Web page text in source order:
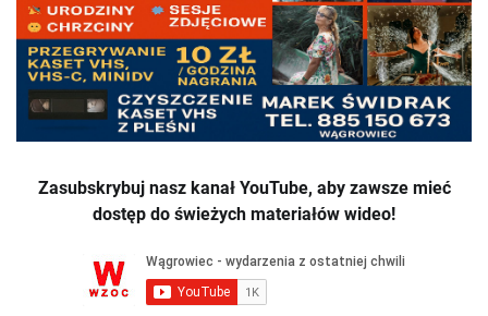
Zasubskrybuj nasz kanał YouTube, aby zawsze mieć
dostęp do świeżych materiałów wideo!